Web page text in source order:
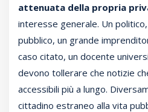
attenuata della propria
interesse generale. Un
pubblico, un grande
caso citato, un docente
devono tollerare che notizie
accessibili più a lungo.
cittadino estraneo alla vita